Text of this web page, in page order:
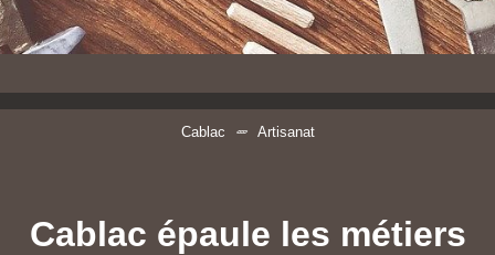
Cablac Artisanat
Cablac épaule les métiers